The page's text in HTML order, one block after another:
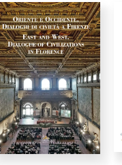
Cindio Fiorella,De
Pietro Luca,Fanni
Damiano,Gangemi
Giuseppe,Gelli
Francesca,Krzatala-
Jaworska Ewa,Tedeschi
Miriam,Tonella
Giovanni